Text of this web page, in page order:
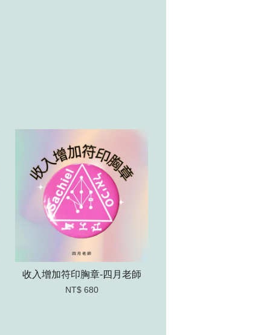
收入增加符印胸章-四月老師
NT$ 680